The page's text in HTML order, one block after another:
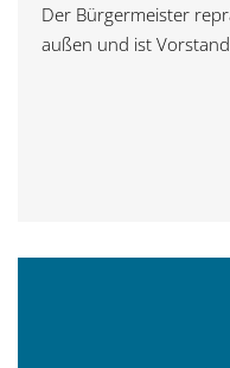
Der Bürgermeister
außen und ist